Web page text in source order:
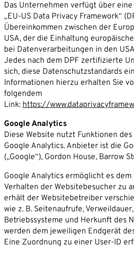
Das Unternehmen verfügt über
„EU-US Data Privacy Framework“
Übereinkommen zwischen der
USA, der die Einhaltung
bei Datenverarbeitungen in den
Jedes nach dem DPF zertifizierte
sich, diese Datenschutzstandards
Informationen hierzu erhalten Sie
folgendem
Link: https://
Google Analytics
Diese Website nutzt Funktionen
Google Analytics. Anbieter ist die
(„Google“), Gordon House, Barrow
Google Analytics ermöglicht es
Verhalten der Websitebesucher zu
erhält der Websitebetreiber
wie z. B. Seitenaufrufe,
Betriebssysteme und Herkunft des
werden dem jeweiligen Endgerät
Eine Zuordnung zu einer User-ID